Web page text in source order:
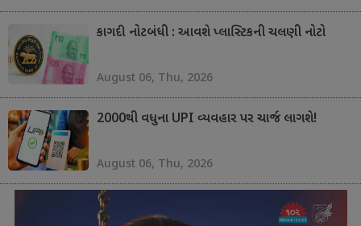
કાગદી નોટબંધી : આવશે પ્લાસ્ટિકની ચલણી નોટો
August 06, Thu, 2026
2000થી વધુના UPI વ્યવહાર પર ચાર્જ લાગશે!
August 06, Thu, 2026